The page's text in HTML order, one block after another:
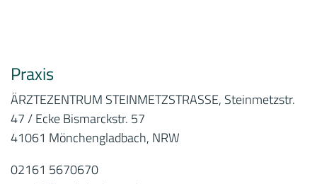
Praxis
ÄRZTEZENTRUM STEINMETZSTRASSE, Steinmetzstr.
47 / Ecke Bismarckstr. 57
41061 Mönchengladbach, NRW
02161 5670670